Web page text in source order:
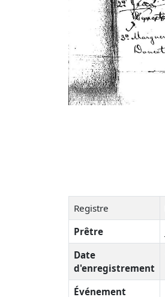
Registre
Prêtre
Date
d'enregistrement
Événement